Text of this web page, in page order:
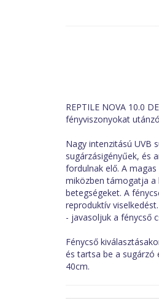
REPTILE NOVA 10.0
fényviszonyokat
Nagy intenzitású UVB
sugárzásigényűek, és
fordulnak elő. A
miközben támogatja a
betegségeket. A
reproduktív
- javasoljuk a fénycső
Fénycső
és tartsa be a
40cm.